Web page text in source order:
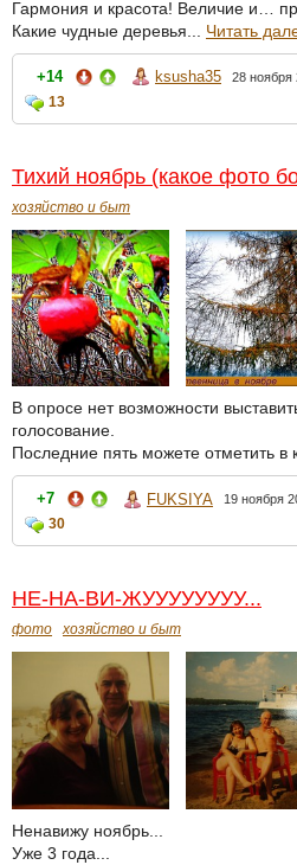
Гармония и красота! Величие и…
Какие чудные деревья... Читать
+14 ksusha35 28 ноября
13
Тихий ноябрь (какое фото
хозяйство и быт
В опросе нет возможности
голосование.
Последние пять можете отметить в
+7 FUKSIYA 19 ноября
30
НЕ-НА-ВИ-ЖУУУУУУУУ...
фото хозяйство и быт
Ненавижу ноябрь...
Уже 3 года...